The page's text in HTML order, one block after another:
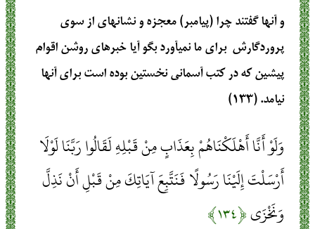
و آنها گفتند چرا (پيامبر) معجزه و نشانهاي از سوي
پروردگارش ‍ براي ما نمي‏آورد بگو آيا خبرهاي روشن اقوام
پيشين كه در كتب آسماني نخستين بوده است براي آنها
نيامد. (۱۳۳)
وَلَوْ أَنَّا أَهْلَكْنَاهُمْ بِعَذَابٍ مِنْ قَبْلِهِ لَقَالُوا رَبَّنَا لَوْلَا
أَرْسَلْتَ إِلَيْنَا رَسُولًا فَنَتَّبِعَ آيَاتِكَ مِنْ قَبْلِ أَنْ نَذِلَّ
وَنَخْزَى﴿۱۳۴﴾